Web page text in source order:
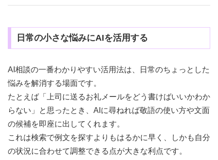
日常の小さな悩みにAIを活用する
AI相談の一番わかりやすい活用法は、日常のちょっとした
悩みを解消する場面です。
たとえば「上司に送るお礼メールをどう書けばいいかわか
らない」と思ったとき、AIに尋ねれば敬語の使い方や文面
の候補を即座に出してくれます。
これは検索で例文を探すよりもはるかに早く、しかも自分
の状況に合わせて調整できる点が大きな利点です。